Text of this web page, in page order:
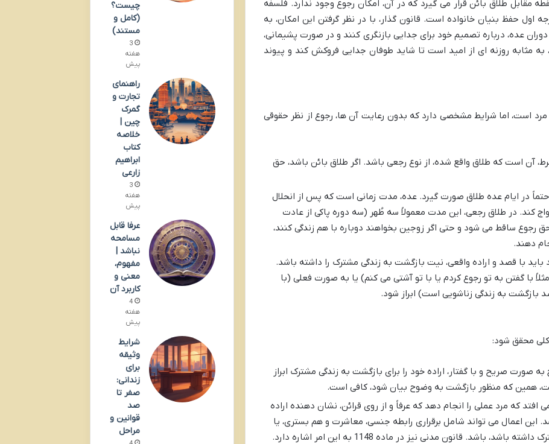
مقابل طلاق بائن قرار می گیرد که در آن، امکان رجوع وجود ندارد. فلسفه
حفظ بنیان خانواده است. قانون گذار، با در نظر گرفتن این امکان، به
عده، درباره تصمیم خود برای جدایی بازنگری کنند و در صورت پشیمانی،
به مثابه روزنه ای از امید است تا شاید طوفان جدایی فروکش کند و پیوند
است، اما شرایط مشخصی دارد که بدون رعایت آن ها، رجوع از نظر حقوقی
آن است که طلاق واقع شده، از نوع رجعی باشد. اگر طلاق بائن باشد، حق
در ایام عده طلاق صورت گیرد. عده، مدت زمانی است که پس از انحلال
کند. در طلاق رجعی، این مدت معمولاً سه طُهر (سه دوره پاکی از عادت
رجوع ساقط می شود و حتی اگر زوجین بخواهند دوباره با هم زندگی کنند،
دهند.
باید با قصد و اراده واقعی، نیت بازگشت به زندگی مشترک را داشته باشد.
با گفتن به تو رجوع کردم یا با تو آشتی می کنم) یا به صورت فعلی (با
بازگشت به زندگی زناشویی است) ابراز شود.
محقق شود:
صورت صریح و با گفتار، اراده خود را برای بازگشت به زندگی مشترک ابراز
همین که منظور بازگشت به وضوح بیان شود، کافی است.
افتد که مرد عملی را انجام دهد که عرفاً و از روی قرائن، نشان دهنده اراده
این اعمال می تواند شامل برقراری رابطه جنسی، معاشرت و هم بستری، یا
باشد. قانون مدنی نیز در ماده 1148 به این امر اشاره دارد.
چیست؟
(کامل و
مستند)
3
هفته
پیش
راهنمای
تجارت و
گمرک
چین |
خلاصه
کتاب
ابراهیم
زارعی
3
هفته
پیش
عرفا قابل
مسامحه
نباشد |
مفهوم،
معنی و
کاربرد آن
4
هفته
پیش
شرایط
وثیقه
برای
زندانی:
صفر تا
صد
قوانین و
مراحل